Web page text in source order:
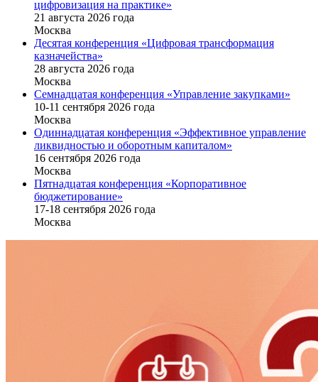
цифровизация на практике»
21 августа 2026 года
Москва
Десятая конференция «Цифровая трансформация
казначейства»
28 августа 2026 года
Москва
Семнадцатая конференция «Управление закупками»
10-11 сентября 2026 года
Москва
Одиннадцатая конференция «Эффективное управление
ликвидностью и оборотным капиталом»
16 cентября 2026 года
Москва
Пятнадцатая конференция «Корпоративное
бюджетирование»
17-18 сентября 2026 года
Москва